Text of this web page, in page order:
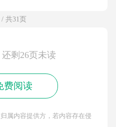
共31页
剩26页未读
费阅读
属内容提供方，若内容存在侵